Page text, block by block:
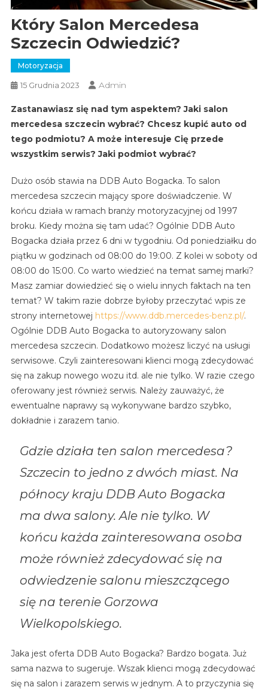
Który Salon Mercedesa
Szczecin Odwiedzić?
Motoryzacja
15 Grudnia 2023 Admin
Zastanawiasz się nad tym aspektem? Jaki salon
mercedesa szczecin wybrać? Chcesz kupić auto od
tego podmiotu? A może interesuje Cię przede
wszystkim serwis? Jaki podmiot wybrać?
Dużo osób stawia na DDB Auto Bogacka. To salon
mercedesa szczecin mający spore doświadczenie. W
końcu działa w ramach branży motoryzacyjnej od 1997
broku. Kiedy można się tam udać? Ogólnie DDB Auto
Bogacka działa przez 6 dni w tygodniu. Od poniedziałku do
piątku w godzinach od 08:00 do 19:00. Z kolei w soboty od
08:00 do 15:00. Co warto wiedzieć na temat samej marki?
Masz zamiar dowiedzieć się o wielu innych faktach na ten
temat? W takim razie dobrze byłoby przeczytać wpis ze
strony internetowej https://www.ddb.mercedes-benz.pl/.
Ogólnie DDB Auto Bogacka to autoryzowany salon
mercedesa szczecin. Dodatkowo możesz liczyć na usługi
serwisowe. Czyli zainteresowani klienci mogą zdecydować
się na zakup nowego wozu itd. ale nie tylko. W razie czego
oferowany jest również serwis. Należy zauważyć, że
ewentualne naprawy są wykonywane bardzo szybko,
dokładnie i zarazem tanio.
Gdzie działa ten salon mercedesa?
Szczecin to jedno z dwóch miast. Na
północy kraju DDB Auto Bogacka
ma dwa salony. Ale nie tylko. W
końcu każda zainteresowana osoba
może również zdecydować się na
odwiedzenie salonu mieszczącego
się na terenie Gorzowa
Wielkopolskiego.
Jaka jest oferta DDB Auto Bogacka? Bardzo bogata. Już
sama nazwa to sugeruje. Wszak klienci mogą zdecydować
się na salon i zarazem serwis w jednym. A to przyczynia się